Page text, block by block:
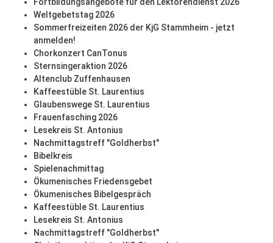
Weltgebetstag 2026
Sommerfreizeiten 2026 der KjG Stammheim - jetzt
anmelden!
Chorkonzert CanTonus
Sternsingeraktion 2026
Altenclub Zuffenhausen
Kaffeestüble St. Laurentius
Glaubenswege St. Laurentius
Frauenfasching 2026
Lesekreis St. Antonius
Nachmittagstreff "Goldherbst"
Bibelkreis
Spielenachmittag
Ökumenisches Friedensgebet
Ökumenisches Bibelgespräch
Kaffeestüble St. Laurentius
Lesekreis St. Antonius
Nachmittagstreff "Goldherbst"